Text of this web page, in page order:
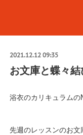
2021.12.12 09:35
お文庫と蝶々
浴衣のカリキュラムの
先週のレッスンのお